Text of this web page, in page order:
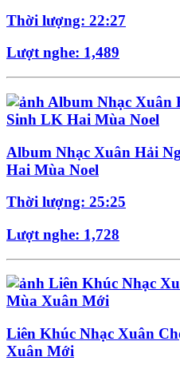
Thời lượng: 22:27
Lượt nghe: 1,489
Album Nhạc Xuân Hải
Hai Mùa Noel
Thời lượng: 25:25
Lượt nghe: 1,728
Liên Khúc Nhạc Xuân
Xuân Mới